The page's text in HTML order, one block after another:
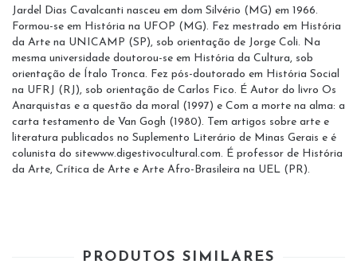
Jardel Dias Cavalcanti nasceu em dom Silvério (MG) em 1966.
Formou-se em História na UFOP (MG). Fez mestrado em História
da Arte na UNICAMP (SP), sob orientação de Jorge Coli. Na
mesma universidade doutorou-se em História da Cultura, sob
orientação de Ítalo Tronca. Fez pós-doutorado em História Social
na UFRJ (RJ), sob orientação de Carlos Fico. É Autor do livro Os
Anarquistas e a questão da moral (1997) e Com a morte na alma: a
carta testamento de Van Gogh (1980). Tem artigos sobre arte e
literatura publicados no Suplemento Literário de Minas Gerais e é
colunista do sitewww.digestivocultural.com. É professor de História
da Arte, Crítica de Arte e Arte Afro-Brasileira na UEL (PR).
PRODUTOS SIMILARES